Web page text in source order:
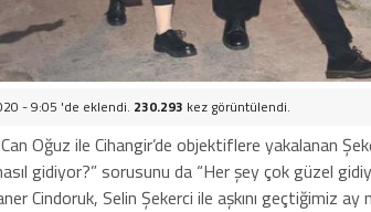
- 9:05 'de eklendi. 230.293 kez görüntülendi.
Oğuz ile Cihangir’de objektiflere yakalanan
gidiyor?” sorusunu da “Her şey çok güzel
Cindoruk, Selin Şekerci ile aşkını geçtiğimiz ay